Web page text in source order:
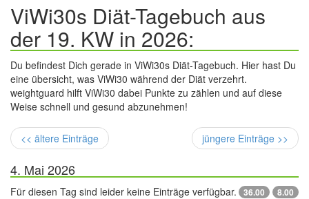
ViWi30s Diät-Tagebuch aus
der 19. KW in 2026:
Du befindest Dich gerade in ViWi30s Diät-Tagebuch. Hier hast Du
eine übersicht, was ViWi30 während der Diät verzehrt.
weightguard hilft ViWi30 dabei Punkte zu zählen und auf diese
Weise schnell und gesund abzunehmen!
<< ältere Einträge jüngere Einträge >>
4. Mai 2026
36.00 8.00
Für diesen Tag sind leider keine Einträge verfügbar.